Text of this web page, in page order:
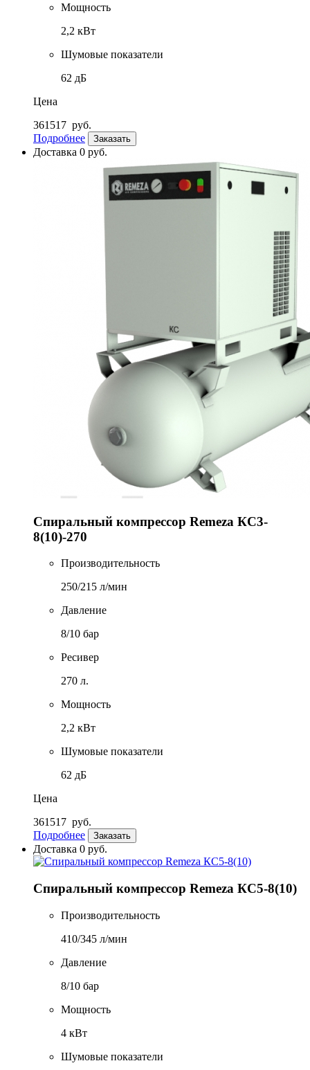
Мощность
2,2 кВт
Шумовые показатели
62 дБ
Цена
361517 руб.
Подробнее
Заказать
Доставка 0 руб.
Спиральный компрессор Remeza КС3-
8(10)-270
Производительность
250/215 л/мин
Давление
8/10 бар
Ресивер
270 л.
Мощность
2,2 кВт
Шумовые показатели
62 дБ
Цена
361517 руб.
Подробнее
Заказать
Доставка 0 руб.
Спиральный компрессор Remeza КС5-8(10)
Производительность
410/345 л/мин
Давление
8/10 бар
Мощность
4 кВт
Шумовые показатели